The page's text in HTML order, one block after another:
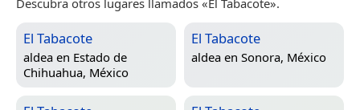
Descubra otros lugares llamados «El Tabacote».
El Tabacote
aldea en Estado de
Chihuahua, México
El Tabacote
aldea en Sonora, México